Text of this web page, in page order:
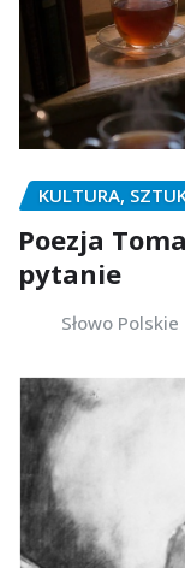
KULTURA,
Poezja
pytanie
Słowo Polskie